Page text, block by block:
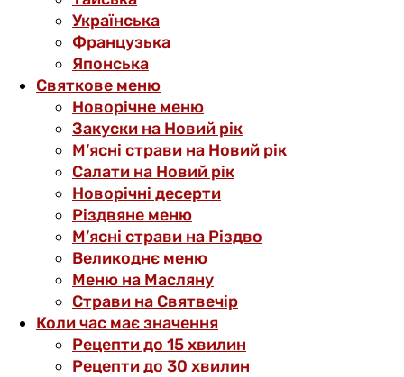
Українська
Французька
Японська
Святкове меню
Новорічне меню
Закуски на Новий рік
М’ясні страви на Новий рік
Салати на Новий рік
Новорічні десерти
Різдвяне меню
М’ясні страви на Різдво
Великоднє меню
Меню на Масляну
Страви на Святвечір
Коли час має значення
Рецепти до 15 хвилин
Рецепти до 30 хвилин